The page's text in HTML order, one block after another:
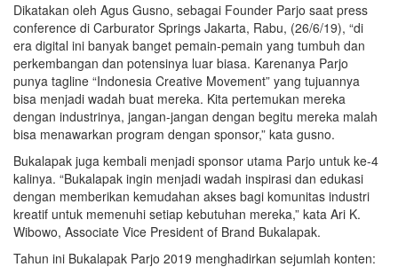
Dikatakan oleh Agus Gusno, sebagai Founder Parjo saat press
conference di Carburator Springs Jakarta, Rabu, (26/6/19), “di
era digital ini banyak banget pemain-pemain yang tumbuh dan
perkembangan dan potensinya luar biasa. Karenanya Parjo
punya tagline “Indonesia Creative Movement” yang tujuannya
bisa menjadi wadah buat mereka. Kita pertemukan mereka
dengan industrinya, jangan-jangan dengan begitu mereka malah
bisa menawarkan program dengan sponsor,” kata gusno.
Bukalapak juga kembali menjadi sponsor utama Parjo untuk ke-4
kalinya. “Bukalapak ingin menjadi wadah inspirasi dan edukasi
dengan memberikan kemudahan akses bagi komunitas industri
kreatif untuk memenuhi setiap kebutuhan mereka,” kata Ari K.
Wibowo, Associate Vice President of Brand Bukalapak.
Tahun ini Bukalapak Parjo 2019 menghadirkan sejumlah konten: